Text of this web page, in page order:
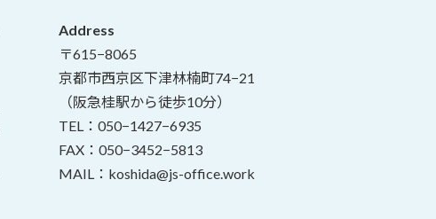
Address
〒615−8065
京都市西京区下津林楠町74−21
（阪急桂駅から徒歩10分）
TEL：050−1427−6935
FAX：050−3452−5813
MAIL：koshida@js-office.work